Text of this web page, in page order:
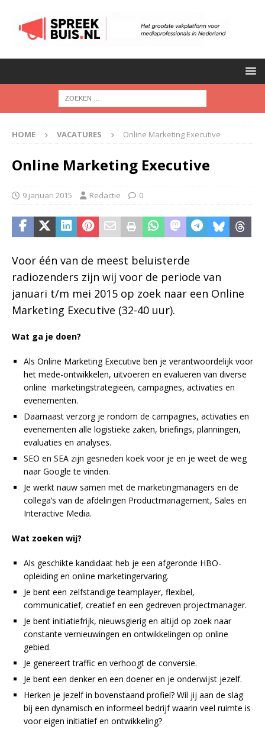
HOME VACATURES Online Marketing Executive
Online Marketing Executive
9 januari 2015 Redactie 0
Voor één van de meest beluisterde
radiozenders zijn wij voor de periode van
januari t/m mei 2015 op zoek naar een Online
Marketing Executive (32-40 uur).
Wat ga je doen?
Als Online Marketing Executive ben je verantwoordelijk voor
het mede-ontwikkelen, uitvoeren en evalueren van diverse
online marketingstrategieën, campagnes, activaties en
evenementen.
Daarnaast verzorg je rondom de campagnes, activaties en
evenementen alle logistieke zaken, briefings, planningen,
evaluaties en analyses.
SEO en SEA zijn gesneden koek voor je en je weet de weg
naar Google te vinden.
Je werkt nauw samen met de marketingmanagers en de
collega’s van de afdelingen Productmanagement, Sales en
Interactive Media.
Wat zoeken wij?
Als geschikte kandidaat heb je een afgeronde HBO-
opleiding en online marketingervaring.
Je bent een zelfstandige teamplayer, flexibel,
communicatief, creatief en een gedreven projectmanager.
Je bent initiatiefrijk, nieuwsgierig en altijd op zoek naar
constante vernieuwingen en ontwikkelingen op online
gebied.
Je genereert traffic en verhoogt de conversie.
Je bent een denker en een doener en je onderwijst jezelf.
Herken je jezelf in bovenstaand profiel? Wil jij aan de slag
bij een dynamisch en informeel bedrijf waarin veel ruimte is
voor eigen initiatief en ontwikkeling?